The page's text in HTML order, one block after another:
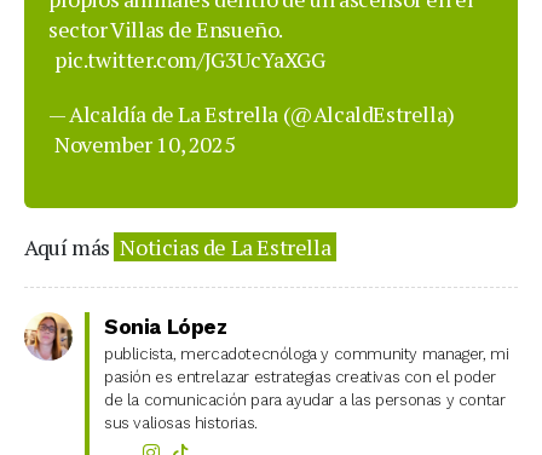
sector Villas de Ensueño.
pic.twitter.com/JG3UcYaXGG
— Alcaldía de La Estrella (@AlcaldEstrella)
November 10, 2025
Aquí más Noticias de La Estrella
Sonia López
publicista, mercadotecnóloga y community manager, mi
pasión es entrelazar estrategias creativas con el poder
de la comunicación para ayudar a las personas y contar
sus valiosas historias.